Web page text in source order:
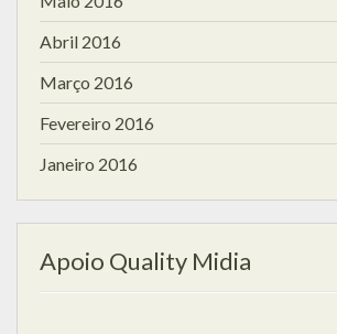
Abril 2016
Março 2016
Fevereiro 2016
Janeiro 2016
Apoio Quality Midia